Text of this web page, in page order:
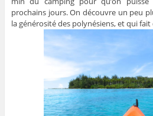
prochains jours. On découvre un peu
la générosité des polynésiens, et qui fait